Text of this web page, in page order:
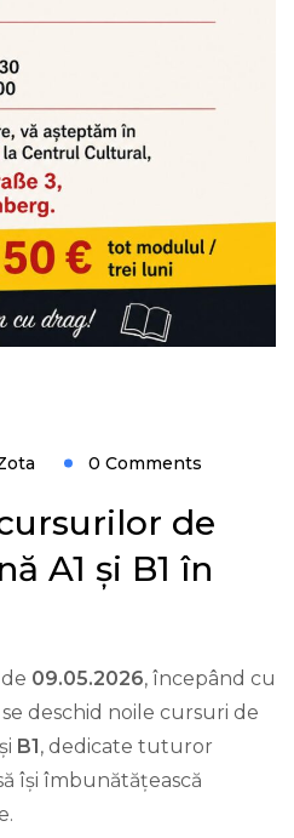
0 Comments
de
A1 și B1 în
09.05.2026, începând cu
deschid noile cursuri de
și B1, dedicate tuturor
își îmbunătățească